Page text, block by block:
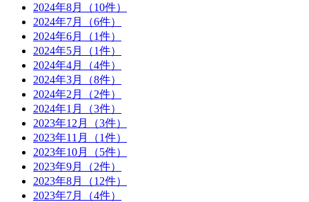
2024年8月（10件）
2024年7月（6件）
2024年6月（1件）
2024年5月（1件）
2024年4月（4件）
2024年3月（8件）
2024年2月（2件）
2024年1月（3件）
2023年12月（3件）
2023年11月（1件）
2023年10月（5件）
2023年9月（2件）
2023年8月（12件）
2023年7月（4件）